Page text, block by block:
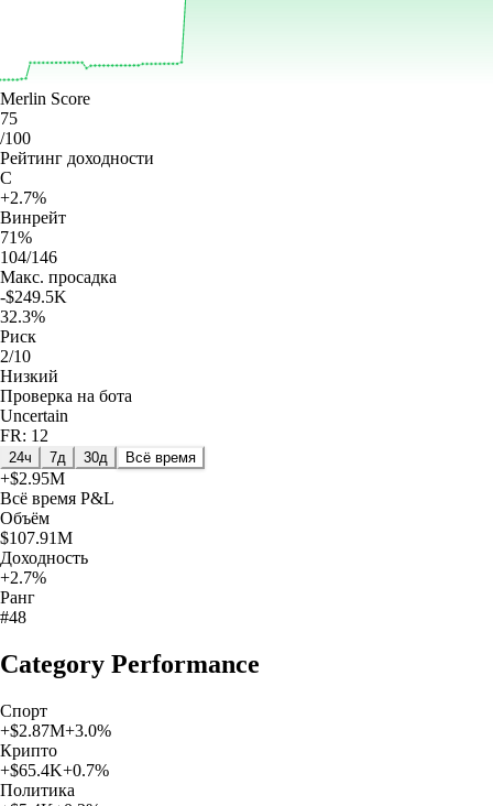
Merlin Score
75
/100
Рейтинг доходности
C
+2.7%
Винрейт
71%
104/146
Макс. просадка
-$249.5K
32.3%
Риск
2/10
Низкий
Проверка на бота
Uncertain
FR: 12
24ч 7д 30д Всё время
+$2.95M
Всё время P&L
Объём
$107.91M
Доходность
+2.7%
Ранг
#48
Category Performance
Спорт
+$2.87M+3.0%
Крипто
+$65.4K+0.7%
Политика